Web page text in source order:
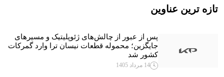
تازه ترین عناوین
پس از عبور از چالش‌های ژئوپلیتیک و مسیرهای
جایگزین؛ محموله قطعات نیسان ترا وارد گمرکات
کشور شد
14 مرداد 1405